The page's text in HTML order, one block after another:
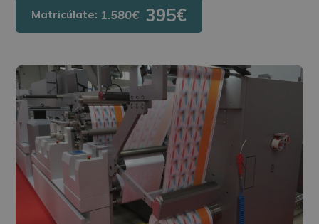
Matricúlate:1.580€ 395€